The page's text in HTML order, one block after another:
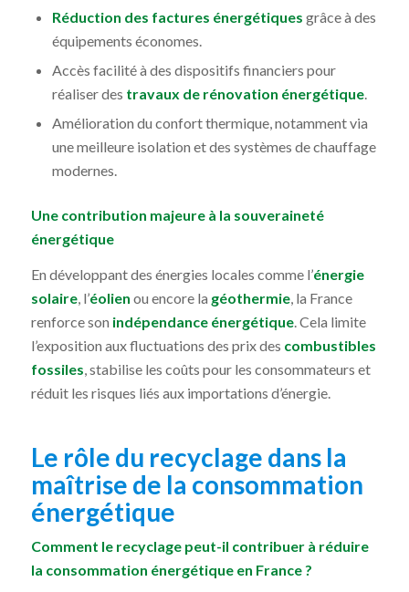
Réduction des factures énergétiques grâce à des
équipements économes.
Accès facilité à des dispositifs financiers pour
réaliser des travaux de rénovation énergétique.
Amélioration du confort thermique, notamment via
une meilleure isolation et des systèmes de chauffage
modernes.
Une contribution majeure à la souveraineté
énergétique
En développant des énergies locales comme l’énergie
solaire, l’éolien ou encore la géothermie, la France
renforce son indépendance énergétique. Cela limite
l’exposition aux fluctuations des prix des combustibles
fossiles, stabilise les coûts pour les consommateurs et
réduit les risques liés aux importations d’énergie.
Le rôle du recyclage dans la
maîtrise de la consommation
énergétique
Comment le recyclage peut-il contribuer à réduire
la consommation énergétique en France ?